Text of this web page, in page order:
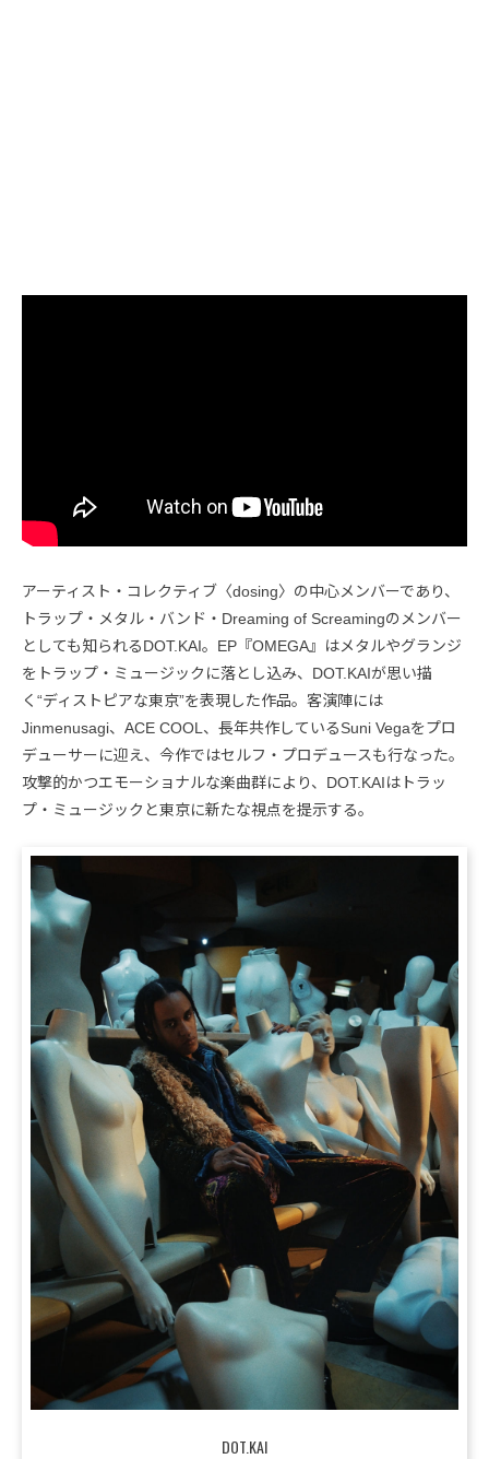
アーティスト・コレクティブ〈dosing〉の中心メンバーであり、
トラップ・メタル・バンド・Dreaming of Screamingのメンバー
としても知られるDOT.KAI。EP『OMEGA』はメタルやグランジ
をトラップ・ミュージックに落とし込み、DOT.KAIが思い描
く“ディストピアな東京”を表現した作品。客演陣には
Jinmenusagi、ACE COOL、長年共作しているSuni Vegaをプロ
デューサーに迎え、今作ではセルフ・プロデュースも行なった。
攻撃的かつエモーショナルな楽曲群により、DOT.KAIはトラッ
プ・ミュージックと東京に新たな視点を提示する。
DOT.KAI